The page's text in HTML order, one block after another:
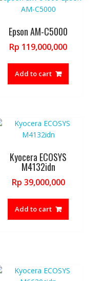
Epson AM-C5000
Rp 119,000,000
Add to cart
Kyocera ECOSYS
M4132idn
Rp 39,000,000
Add to cart